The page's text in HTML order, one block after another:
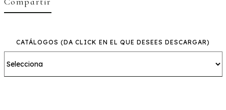
CATÁLOGOS (DA CLICK EN EL QUE DESEES DESCARGAR)